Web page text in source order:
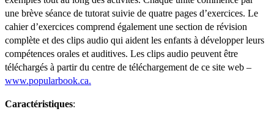
une brève séance de tutorat suivie de quatre pages d’exercices. Le
cahier d’exercices comprend également une section de révision
complète et des clips audio qui aident les enfants à développer leurs
compétences orales et auditives. Les clips audio peuvent être
téléchargés à partir du centre de téléchargement de ce site web –
www.popularbook.ca.
Caractéristiques: